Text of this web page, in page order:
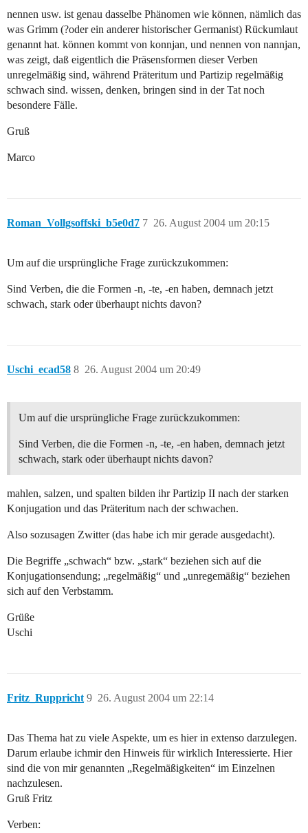
nennen usw. ist genau dasselbe Phänomen wie können, nämlich das
was Grimm (?oder ein anderer historischer Germanist) Rückumlaut
genannt hat. können kommt von konnjan, und nennen von nannjan,
was zeigt, daß eigentlich die Präsensformen dieser Verben
unregelmäßig sind, während Präteritum und Partizip regelmäßig
schwach sind. wissen, denken, bringen sind in der Tat noch
besondere Fälle.
Gruß
Marco
Roman_Vollgsoffski_b5e0d7 26. August 2004 um 20:15
7
Um auf die ursprüngliche Frage zurückzukommen:
Sind Verben, die die Formen -n, -te, -en haben, demnach jetzt
schwach, stark oder überhaupt nichts davon?
Uschi_ecad58 26. August 2004 um 20:49
8
Um auf die ursprüngliche Frage zurückzukommen:
Sind Verben, die die Formen -n, -te, -en haben, demnach jetzt
schwach, stark oder überhaupt nichts davon?
mahlen, salzen, und spalten bilden ihr Partizip II nach der starken
Konjugation und das Präteritum nach der schwachen.
Also sozusagen Zwitter (das habe ich mir gerade ausgedacht).
Die Begriffe „schwach“ bzw. „stark“ beziehen sich auf die
Konjugationsendung; „regelmäßig“ und „unregemäßig“ beziehen
sich auf den Verbstamm.
Grüße
Uschi
Fritz_Ruppricht 26. August 2004 um 22:14
9
Das Thema hat zu viele Aspekte, um es hier in extenso darzulegen.
Darum erlaube ichmir den Hinweis für wirklich Interessierte. Hier
sind die von mir genannten „Regelmäßigkeiten“ im Einzelnen
nachzulesen.
Gruß Fritz
Verben: